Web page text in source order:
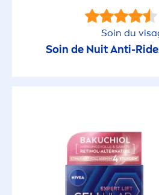
Soin du
Soin de Nuit Anti-